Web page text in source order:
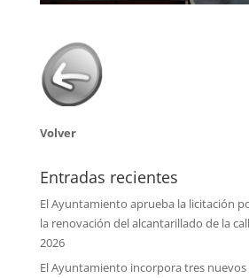
Volver
Entradas recientes
El Ayuntamiento aprueba la licitación
la renovación del alcantarillado de la
2026
El Ayuntamiento incorpora tres